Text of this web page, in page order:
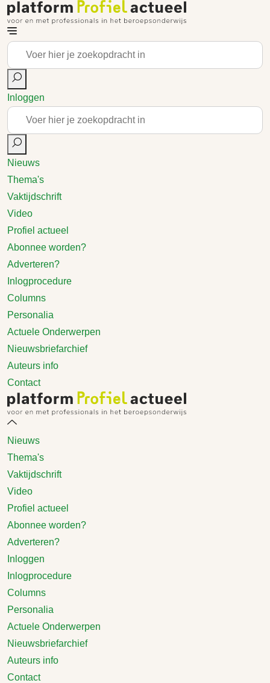
Inloggen
Nieuws
Thema's
Vaktijdschrift
Video
Profiel actueel
Abonnee worden?
Adverteren?
Inlogprocedure
Columns
Personalia
Actuele Onderwerpen
Nieuwsbriefarchief
Auteurs info
Contact
Nieuws
Thema's
Vaktijdschrift
Video
Profiel actueel
Abonnee worden?
Adverteren?
Inloggen
Inlogprocedure
Columns
Personalia
Actuele Onderwerpen
Nieuwsbriefarchief
Auteurs info
Contact